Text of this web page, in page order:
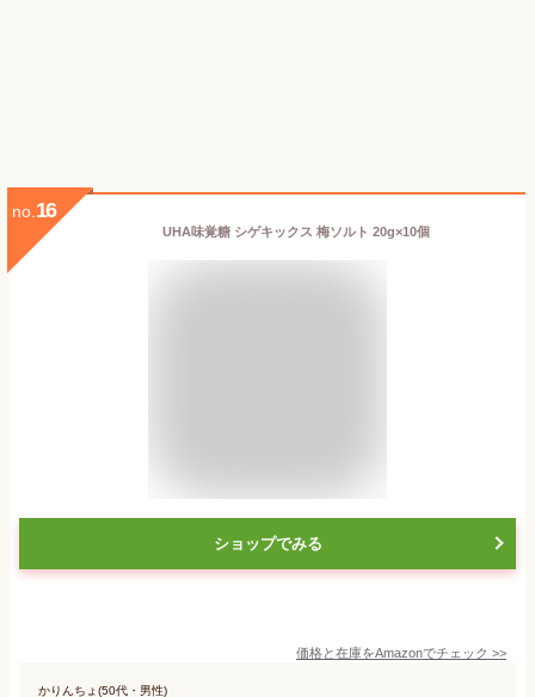
no. 16
UHA味覚糖 シゲキックス 梅ソルト 20g×10個
ショップでみる
価格と在庫をAmazonでチェック >>
かりんちょ(50代・男性)